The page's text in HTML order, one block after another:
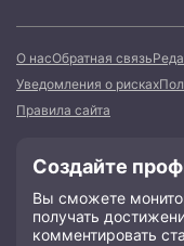
О насОбратная связь
Уведомления о рисках
Правила сайта
Создайте
Вы сможете
получать
комментировать